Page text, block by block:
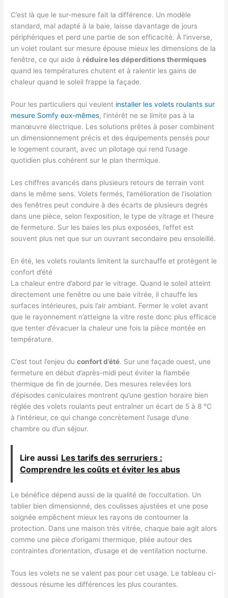
C’est là que le sur-mesure fait la différence. Un modèle
standard, mal adapté à la baie, laisse davantage de jours
périphériques et perd une partie de son efficacité. À l’inverse,
un volet roulant sur mesure épouse mieux les dimensions de la
fenêtre, ce qui aide à réduire les déperditions thermiques
quand les températures chutent et à ralentir les gains de
chaleur quand le soleil frappe la façade.
Pour les particuliers qui veulent installer les volets roulants sur
mesure Somfy eux-mêmes, l’intérêt ne se limite pas à la
manœuvre électrique. Les solutions prêtes à poser combinent
un dimensionnement précis et des équipements pensés pour
le logement courant, avec un pilotage qui rend l’usage
quotidien plus cohérent sur le plan thermique.
Les chiffres avancés dans plusieurs retours de terrain vont
dans le même sens. Volets fermés, l’amélioration de l’isolation
des fenêtres peut conduire à des écarts de plusieurs degrés
dans une pièce, selon l’exposition, le type de vitrage et l’heure
de fermeture. Sur les baies les plus exposées, l’effet est
souvent plus net que sur un ouvrant secondaire peu ensoleillé.
En été, les volets roulants limitent la surchauffe et protègent le
confort d’été
La chaleur entre d’abord par le vitrage. Quand le soleil atteint
directement une fenêtre ou une baie vitrée, il chauffe les
surfaces intérieures, puis l’air ambiant. Fermer le volet avant
que le rayonnement n’atteigne la vitre reste donc plus efficace
que tenter d’évacuer la chaleur une fois la pièce montée en
température.
C’est tout l’enjeu duconfort d’été. Sur une façade ouest, une
fermeture en début d’après-midi peut éviter la flambée
thermique de fin de journée. Des mesures relevées lors
d’épisodes caniculaires montrent qu’une gestion horaire bien
réglée des volets roulants peut entraîner un écart de 5 à 8 °C
à l’intérieur, ce qui change concrètement l’usage d’une
chambre ou d’un séjour.
Lire aussi Les tarifs des serruriers :
Comprendre les coûts et éviter les abus
Le bénéfice dépend aussi de la qualité de l’occultation. Un
tablier bien dimensionné, des coulisses ajustées et une pose
soignée empêchent mieux les rayons de contourner la
protection. Dans une maison très vitrée, chaque baie agit alors
comme une pièce d’origami thermique, pliée autour des
contraintes d’orientation, d’usage et de ventilation nocturne.
Tous les volets ne se valent pas pour cet usage. Le tableau ci-
dessous résume les différences les plus courantes.